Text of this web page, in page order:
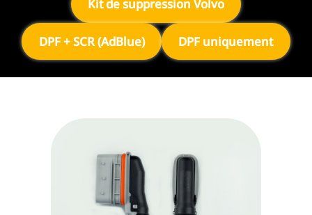
Kit de suppression Volvo
DPF + SCR (AdBlue) DPF uniquement